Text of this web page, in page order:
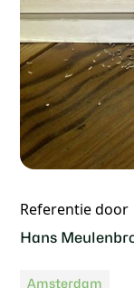
Referentie door
Hans
Amsterdam